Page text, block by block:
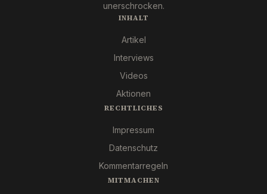
unerschrocken.
INHALT
Artikel
Interviews
Videos
Aktionen
RECHTLICHES
Impressum
Datenschutz
Kommentarregeln
MITMACHEN